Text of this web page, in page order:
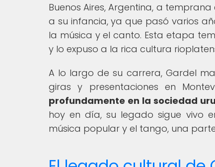
Buenos Aires, Argentina, a
a su infancia, ya que pasó varios
la música y el canto. Esta etapa
y lo expuso a la rica cultura
A lo largo de su carrera, Gardel
giras y presentaciones en
profundamente en la sociedad
hoy en día, su legado sigue vivo
música popular y el tango, una